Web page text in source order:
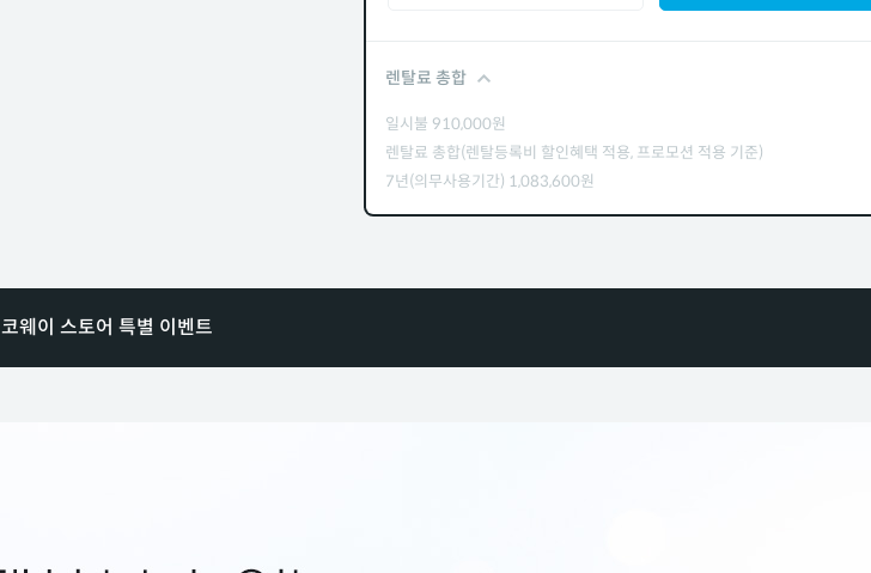
렌탈료 총합
일시불 910,000원
렌탈료 총합(렌탈등록비 할인혜택 적용, 프로모션 적용 기준)
7년(의무사용기간) 1,083,600원
코웨이 스토어 특별 이벤트